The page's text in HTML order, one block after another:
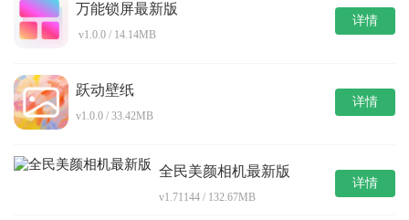
万能锁屏最新版
v1.0.0 / 14.14MB
详情
跃动壁纸
v1.0.0 / 33.42MB
详情
全民美颜相机最新版
v1.71144 / 132.67MB
详情